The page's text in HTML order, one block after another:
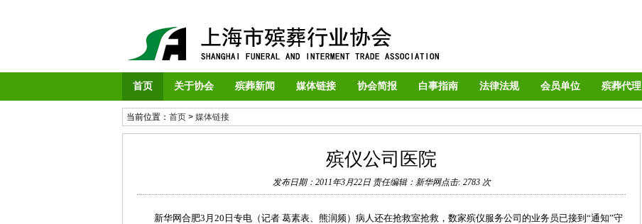
首页 关于协会 殡葬新闻 媒体链接 协会简报 白事指南 法律法规 会员单位 殡葬代理
当前位置： 首页 > 媒体链接
殡仪公司医院
发布日期：2011年3月22日 责任编辑：新华网点击: 2783 次
新华网合肥3月20日专电（记者 葛素表、熊润频）病人还在抢救室抢救，数家殡仪服务公司的业务员已接到“通知”守